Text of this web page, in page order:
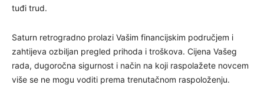
tuđi trud.
Saturn retrogradno prolazi Vašim financijskim područjem i
zahtijeva ozbiljan pregled prihoda i troškova. Cijena Vašeg
rada, dugoročna sigurnost i način na koji raspolažete novcem
više se ne mogu voditi prema trenutačnom raspoloženju.